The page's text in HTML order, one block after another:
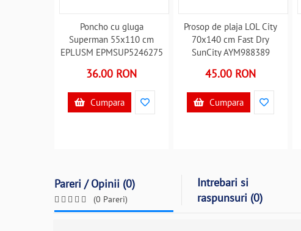
Poncho cu gluga
Superman 55x110 cm
EPLUSM EPMSUP5246275
36.00 RON
Cumpara
Prosop de plaja LOL City
70x140 cm Fast Dry
SunCity AYM988389
45.00 RON
Cumpara
Pareri / Opinii (0)
(0 Pareri)
Intrebari si
raspunsuri (0)